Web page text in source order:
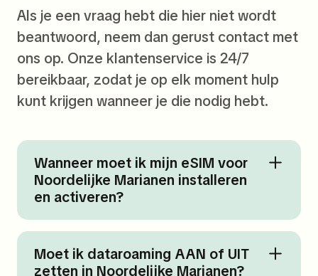
Als je een vraag hebt die hier niet wordt
beantwoord, neem dan gerust contact met
ons op. Onze klantenservice is 24/7
bereikbaar, zodat je op elk moment hulp
kunt krijgen wanneer je die nodig hebt.
Wanneer moet ik mijn eSIM voor
Noordelijke Marianen installeren
en activeren?
Moet ik dataroaming AAN of UIT
zetten in Noordelijke Marianen?